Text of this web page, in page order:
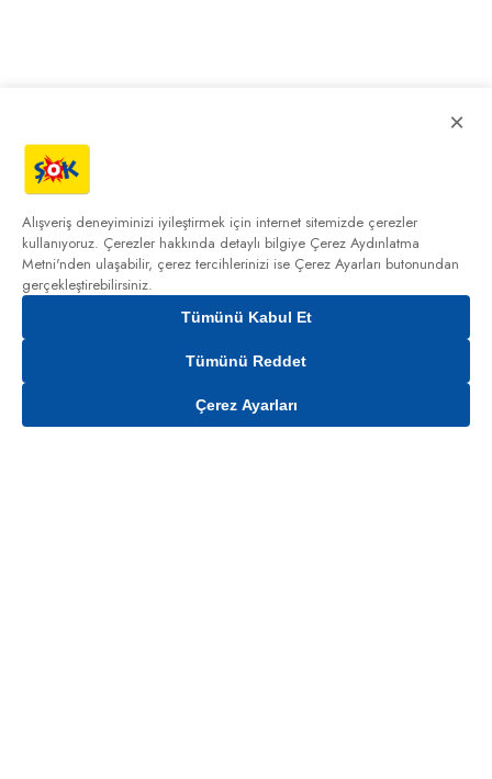
Sepete Ekle
×
Alışveriş deneyiminizi iyileştirmek için internet sitemizde çerezler
kullanıyoruz. Çerezler hakkında detaylı bilgiye Çerez Aydınlatma
Metni'nden ulaşabilir, çerez tercihlerinizi ise Çerez Ayarları butonundan
gerçekleştirebilirsiniz.
Tümünü Kabul Et
Tümünü Reddet
Çerez Ayarları